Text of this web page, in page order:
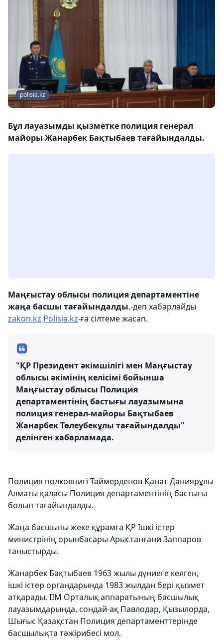
polisia.kz
Бұл лауазымды қызметке полиция генерал
майоры Жанарбек Бақтыбаев тағайындалды.
Маңғыстау облысы полиция департаментіне
жаңа басшы тағайындалды,-деп хабарлайды
zakon.kz Polisia.kz-ға сілтеме жасап.
"ҚР Президент әкімшілігі мен Маңғыстау
облысы әкімінің келісімі бойынша
Маңғыстау облысы Полиция
департаментінің бастығы лауазымына
полиция генерал-майоры Бақтыбаев
Жанарбек Төлеубекұлы тағайындалды"
делінген хабарламада.
Полиция полковнигі Таймерденов Қанат Даниярұлы
Алматы қаласы Полиция департаментінің бастығы
болып тағайындалды.
Жаңа басшыны жеке құрамға ҚР Ішкі істер
министрінің орынбасары Арыстанғани Заппаров
таныстырды.
Жанарбек Бақтыбаев 1963 жылы дүниеге келген,
ішкі істер органдарында 1983 жылдан бері қызмет
атқарады. ІІМ Орталық аппаратының басшылық
лауазымдарында, сондай-ақ Павлодар, Қызылорда,
Шығыс Қазақстан Полиция департаменттерінде
басшылықта тәжірибесі мол.